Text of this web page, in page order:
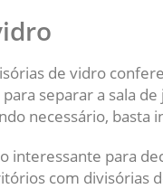
de vidro
separar a sala
necessário, basta
interessante para
com divisórias